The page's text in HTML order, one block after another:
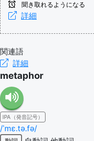
聞き取れるようになる
詳細
関連語
詳細
metaphor
IPA（発音記号）
/ˈmɛ.tə.fə/